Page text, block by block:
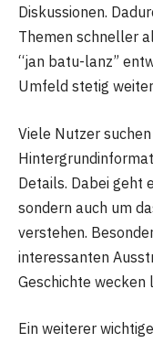
Diskussionen.
Themen schneller
“jan batu-lanz”
Umfeld stetig
Viele Nutzer
Details. Dabei geht
sondern auch um
verstehen.
interessanten
Geschichte
Ein weiterer